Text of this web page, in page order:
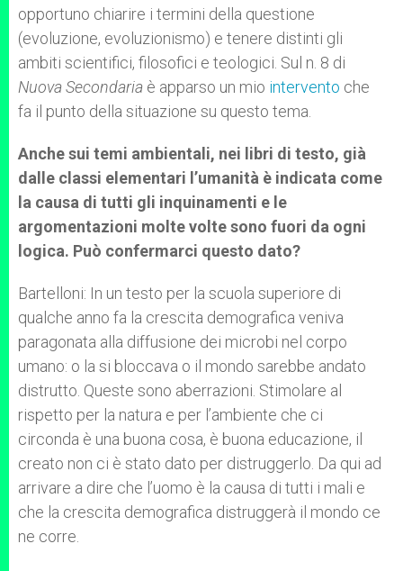
opportuno chiarire i termini della questione
(evoluzione, evoluzionismo) e tenere distinti gli
ambiti scientifici, filosofici e teologici. Sul n. 8 di
Nuova Secondaria è apparso un mio intervento che
fa il punto della situazione su questo tema.
Anche sui temi ambientali, nei libri di testo, già
dalle classi elementari l’umanità è indicata come
la causa di tutti gli inquinamenti e le
argomentazioni molte volte sono fuori da ogni
logica. Può confermarci questo dato?
Bartelloni: In un testo per la scuola superiore di
qualche anno fa la crescita demografica veniva
paragonata alla diffusione dei microbi nel corpo
umano: o la si bloccava o il mondo sarebbe andato
distrutto. Queste sono aberrazioni. Stimolare al
rispetto per la natura e per l’ambiente che ci
circonda è una buona cosa, è buona educazione, il
creato non ci è stato dato per distruggerlo. Da qui ad
arrivare a dire che l’uomo è la causa di tutti i mali e
che la crescita demografica distruggerà il mondo ce
ne corre.